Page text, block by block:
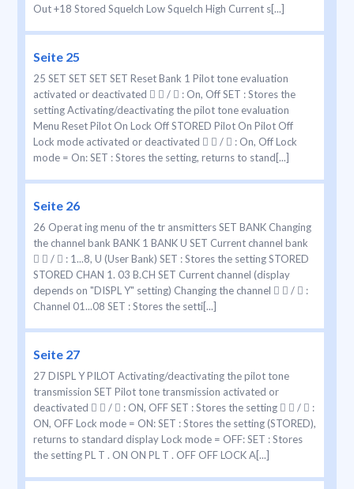
Out +18 Stored Squelch Low Squelch High Current s[...]
Seite 25
25 SET SET SET SET Reset Bank 1 Pilot tone evaluation
activated or deactivated   /  : On, Off SET : Stores the
setting Activating/deactivating the pilot tone evaluation
Menu Reset Pilot On Lock Off STORED Pilot On Pilot Off
Lock mode activated or deactivated   /  : On, Off Lock
mode = On: SET : Stores the setting, returns to stand[...]
Seite 26
26 Operat ing menu of the tr ansmitters SET BANK Changing
the channel bank BANK 1 BANK U SET Current channel bank
  /  : 1...8, U (User Bank) SET : Stores the setting STORED
STORED CHAN 1. 03 B.CH SET Current channel (display
depends on "DISPL Y" setting) Changing the channel   /  :
Channel 01...08 SET : Stores the setti[...]
Seite 27
27 DISPL Y PILOT Activating/deactivating the pilot tone
transmission SET Pilot tone transmission activated or
deactivated   /  : ON, OFF SET : Stores the setting   /  :
ON, OFF Lock mode = ON: SET : Stores the setting (STORED),
returns to standard display Lock mode = OFF: SET : Stores
the setting PL T . ON ON PL T . OFF OFF LOCK A[...]